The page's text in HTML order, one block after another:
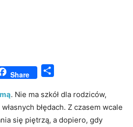
Share
. Nie ma szkół dla rodziców,
błędach. Z czasem wcale
się piętrzą, a dopiero, gdy